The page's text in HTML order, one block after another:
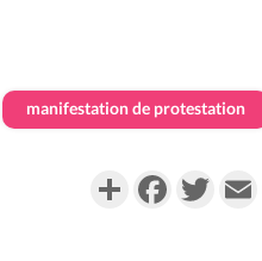
manifestation de protestation
PartagerFacebook